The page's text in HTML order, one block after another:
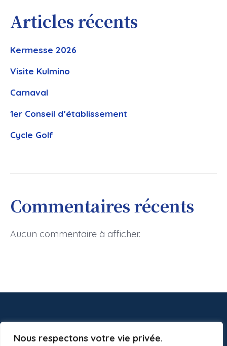
Nous respectons votre vie privée.
Articles récents
Kermesse 2026
Visite Kulmino
Carnaval
1er Conseil d’établissement
Cycle Golf
Commentaires récents
Aucun commentaire à afficher.